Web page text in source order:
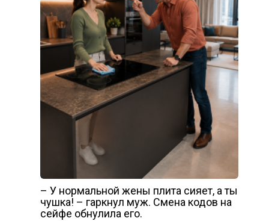
– У нормальной жены плита сияет, а ты
чушка! – гаркнул муж. Смена кодов на
сейфе обнулила его.